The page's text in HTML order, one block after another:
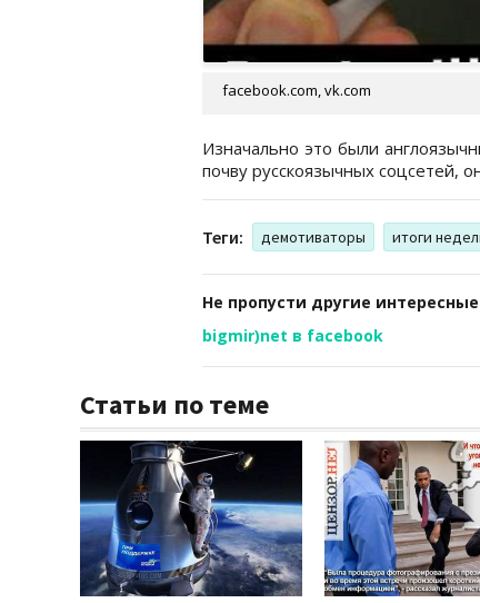
facebook.com, vk.com
Изначально это были
почву русскоязычных соцсетей,
Теги: демотиваторы итоги
Не пропусти другие
bigmir)net в facebook
Статьи по теме